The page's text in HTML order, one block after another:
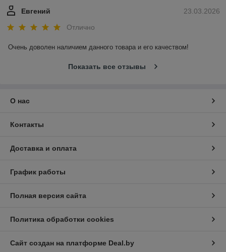
23.03.2026
Евгений
Отлично
Очень доволен наличием данного товара и его качеством!
Показать все отзывы
О нас
Контакты
Доставка и оплата
График работы
Полная версия сайта
Политика обработки cookies
Сайт создан на платформе Deal.by